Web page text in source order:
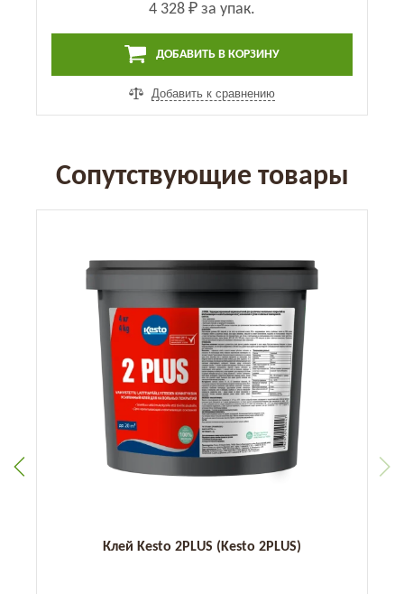
4 328 ₽ за упак.
ДОБАВИТЬ В КОРЗИНУ
Добавить к сравнению
Сопутствующие товары
Клей Kesto 2PLUS (Kesto 2PLUS)